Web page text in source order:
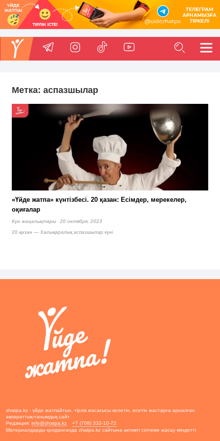
Метка: аспазшылар
«Үйде жатпа» күнтізбесі. 20 қазан: Есімдер, мерекелер,
оқиғалар
Күн жаңалықтары
20 октября, 2023
20 қазан — Халықаралық аспазшылар күні
zhatpa.kz - үйде жатпайтын, тірлік жасағысы келетін, өсетін жастарға арналған
ақпараттық-танымдық сайт
Редакция: info@zhatpa.kz
+7 (708) 332-10-72
Материалдарды қолданғанда zhatpa.kz сайтына активті сілтеме жасау міндетті